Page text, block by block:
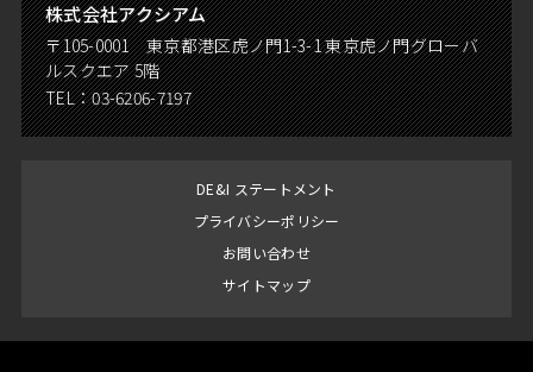
株式会社アクシアム
〒105-0001 東京都港区虎ノ門1-3-1 東京虎ノ門グローバ
ルスクエア 5階
TEL：03-6206-7197
DE&I ステートメント
プライバシーポリシー
お問い合わせ
サイトマップ